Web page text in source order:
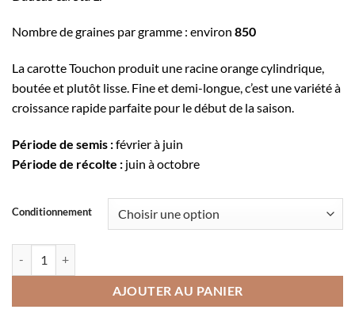
à
47,90€
Nombre de graines par gramme : environ 850
La carotte Touchon produit une racine orange cylindrique,
boutée et plutôt lisse. Fine et demi-longue, c’est une variété à
croissance rapide parfaite pour le début de la saison.
Période de semis :février à juin
Période de récolte : juin à octobre
Conditionnement
AJOUTER AU PANIER